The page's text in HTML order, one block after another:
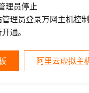
理员停止
理员登录万网主机控
通。
阿里云虚拟主